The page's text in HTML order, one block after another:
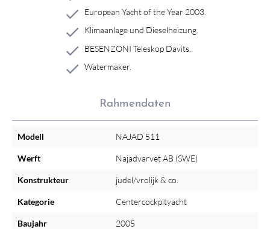
European Yacht of the Year 2003.
Klimaanlage und Dieselheizung.
BESENZONI Teleskop Davits.
Watermaker.
Rahmendaten
Modell NAJAD 511
Werft Najadvarvet AB (SWE)
Konstrukteur judel/vrolijk & co.
Kategorie Centercockpityacht
Baujahr 2005